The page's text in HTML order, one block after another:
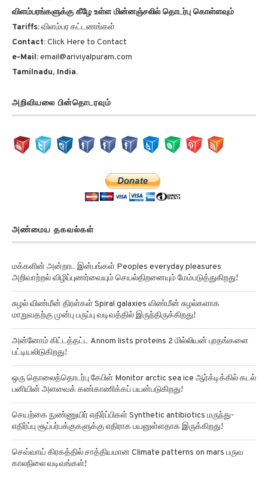
Tariffs:விளம்பர கட்டணங்கள்
Contact:Click Here to Contact
e-Mail: email@ariviyalpuram.com
Tamilnadu, India.
அறிவாற்றல் விழிப்புணர்வையும் செயல்திறனையும் மேம்படுத்துகிறது!
சுழல் விண்மீன் திரள்கள் Spiral galaxies விண்மீன் சுழல்களாக
மாறுவதற்கு முன்பு பருப்பு வடிவத்தில் இருந்திருக்கிறது!
அன்னோம் கிட்டத்தட்ட Annom lists proteins 2 மில்லியன் புரதங்களை
பட்டியலிடுகிறது!
ஒரு தொலைத்தொடர்பு கேபிள் Monitor arctic sea ice ஆர்க்டிக்கில் கடல்
பனியின் அளவைக் கண்காணிக்கப் பயன்படுகிறது!
செயற்கை நுண்ணுயிர் எதிர்ப்பிகள் Synthetic antibiotics மருந்து-
எதிர்ப்பு சூப்பர்பக்குகளுக்கு எதிராக பயனுள்ளதாக இருக்கிறது!
செவ்வாய் கிரகத்தில் சாத்தியமான Climate patterns on mars பருவ
காலநிலை வடிவங்கள்!